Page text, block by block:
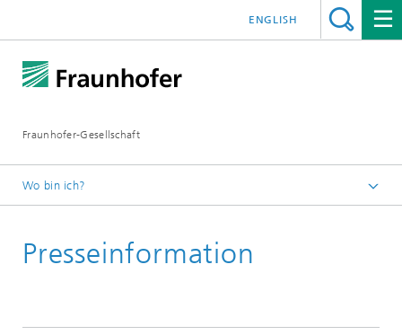
Fraunhofer-Gesellschaft
ENGLISH
Wo bin ich?
Presseinformationen
Presseinformation